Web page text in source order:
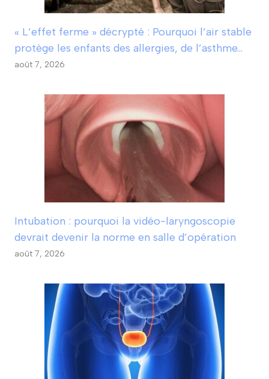
« L’effet ferme » décrypté : Pourquoi l’air stable
protège les enfants des allergies, de l’asthme…
août 7, 2026
Intubation : pourquoi la vidéo-laryngoscopie
devrait devenir la norme en salle d’opération
août 7, 2026